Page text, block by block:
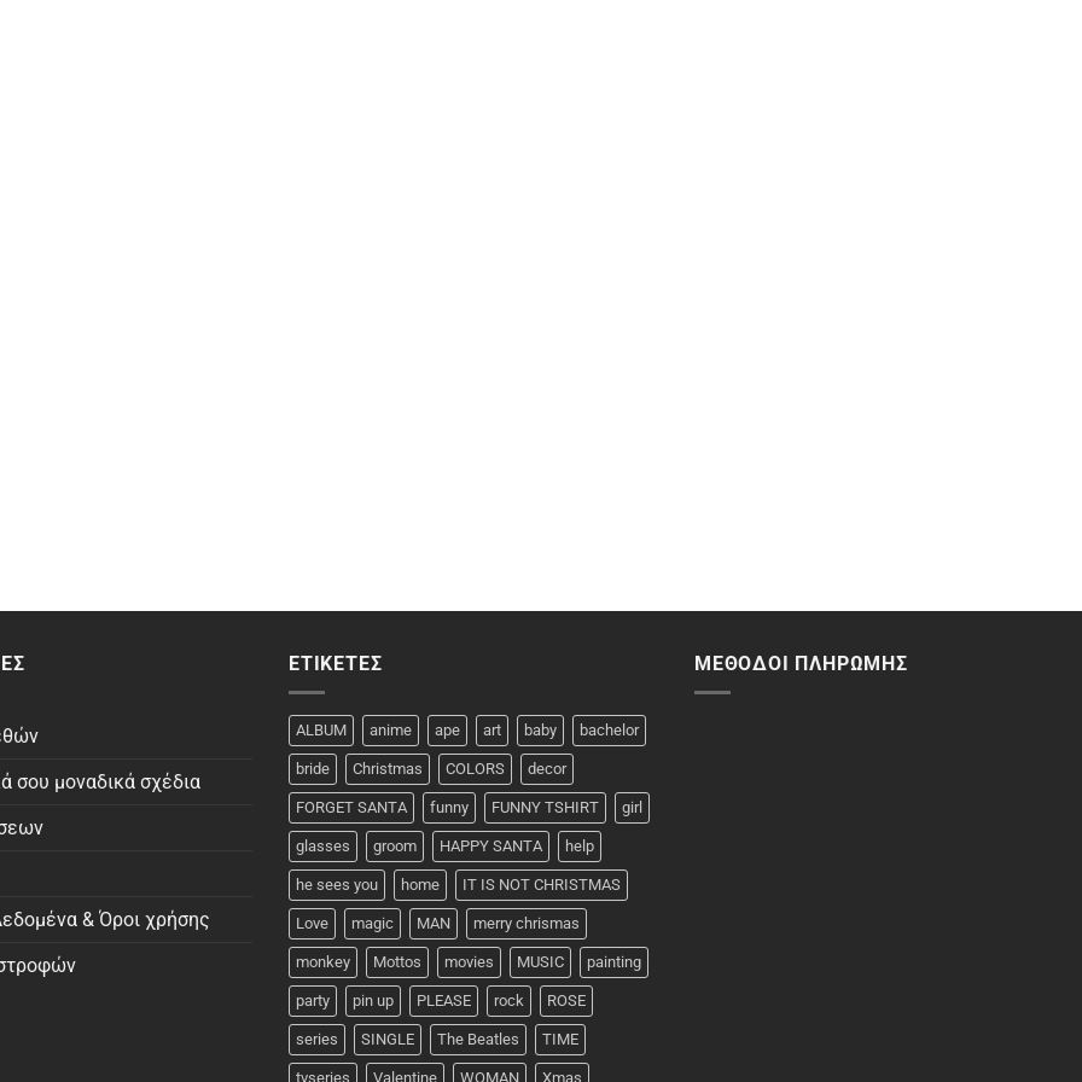
σου μοναδικά σχέδια
& Όροι χρήσης
ΕΤΙΚΈΤΕΣ
ALBUM anime ape art baby bachelor
bride Christmas COLORS decor
FORGET SANTA funny FUNNY TSHIRT girl
glasses groom HAPPY SANTA help
he sees you home IT IS NOT CHRISTMAS
Love magic MAN merry chrismas
monkey Mottos movies MUSIC painting
party pin up PLEASE rock ROSE
series SINGLE The Beatles TIME
tvseries Valentine WOMAN Xmas
ΜΈΘΟΔΟΙ ΠΛΗΡΩΜΉΣ